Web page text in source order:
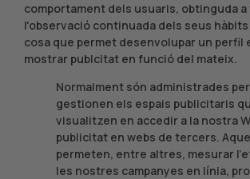
comportament dels usuaris, obtinguda
l'observació continuada dels seus
cosa que permet desenvolupar un perfil
mostrar publcitat en funció del mateix.
Normalment són administrades
gestionen els espais publicitaris
visualitzen en accedir a la nostra
publicitat en webs de tercers.
permeten, entre altres, mesurar
les nostres campanyes en línia,